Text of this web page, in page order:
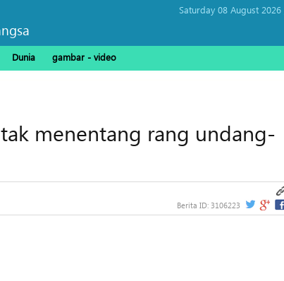
Saturday 08 August 2026 ,
Dunia gambar - video
menentang rang undang-
Berita ID: 3106223